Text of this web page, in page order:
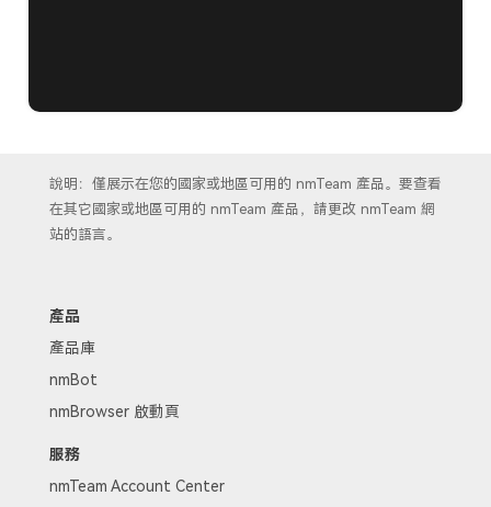
說明：僅展示在您的國家或地區可用的 nmTeam 產品。要查看
在其它國家或地區可用的 nmTeam 產品，請更改 nmTeam 網
站的語言。
產品
產品庫
nmBot
nmBrowser 啟動頁
服務
nmTeam Account Center